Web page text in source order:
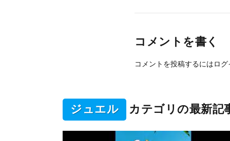
コメントを書く
コメントを投稿するには ログ
ジュエル カテゴリの最新記